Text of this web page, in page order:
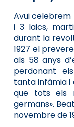
Avui
i 3 laics,
durant la
1927 el
als 58 anys
perdonant
tanta infàmia i
que tots els
germans».
novembre de